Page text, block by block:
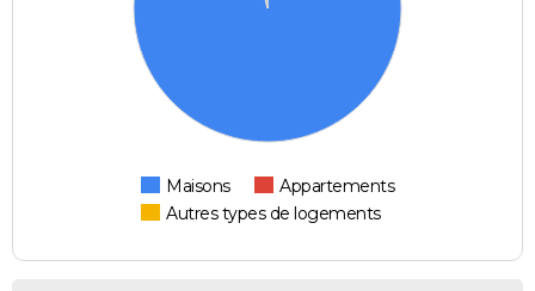
Maisons
Appartements
Autres types de logements